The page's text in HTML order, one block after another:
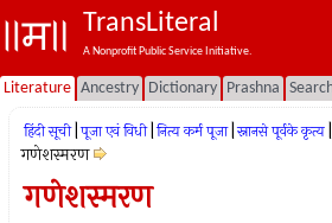
TransLiteral
A Nonprofit Public Service Initiative.
Literature Ancestry Dictionary Prashna
हिंदी सूची पूजा एवं विधी नित्य कर्म पूजा स्नानसे पूर्वके कृत्य
गणेशस्मरण
गणेशस्मरण